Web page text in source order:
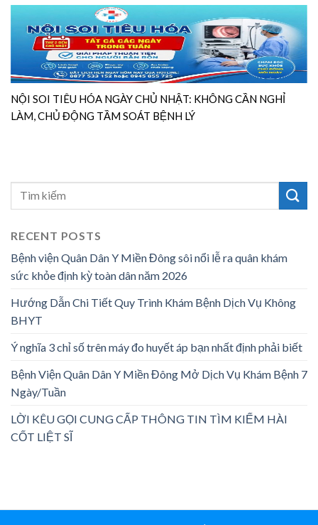
NỘI SOI TIÊU HÓA NGÀY CHỦ NHẬT: KHÔNG CẦN NGHỈ
LÀM, CHỦ ĐỘNG TẦM SOÁT BỆNH LÝ
RECENT POSTS
Bệnh viện Quân Dân Y Miền Đông sôi nổi lễ ra quân khám
sức khỏe định kỳ toàn dân năm 2026
Hướng Dẫn Chi Tiết Quy Trình Khám Bệnh Dịch Vụ Không
BHYT
Ý nghĩa 3 chỉ số trên máy đo huyết áp bạn nhất định phải biết
Bệnh Viện Quân Dân Y Miền Đông Mở Dịch Vụ Khám Bệnh 7
Ngày/Tuần
LỜI KÊU GỌI CUNG CẤP THÔNG TIN TÌM KIẾM HÀI
CỐT LIỆT SĨ